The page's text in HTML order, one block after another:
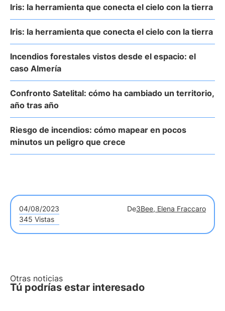
Iris: la herramienta que conecta el cielo con la tierra
Iris: la herramienta que conecta el cielo con la tierra
Incendios forestales vistos desde el espacio: el
caso Almería
Confronto Satelital: cómo ha cambiado un territorio,
año tras año
Riesgo de incendios: cómo mapear en pocos
minutos un peligro que crece
04/08/2023 De3Bee, Elena Fraccaro
345 Vistas
Otras noticias
Tú podrías estar interesado